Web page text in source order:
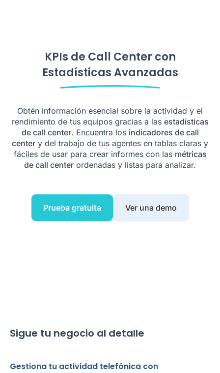
KPIs de Call Center con
Estadísticas Avanzadas
Obtén información esencial sobre la actividad y el
rendimiento de tus equipos gracias a las estadísticas
de call center. Encuentra los indicadores de call
center y del trabajo de tus agentes en tablas claras y
fáciles de usar para crear informes con las métricas
de call center ordenadas y listas para analizar.
Prueba gratuita Ver una demo
Sigue tu negocio al detalle
Gestiona tu actividad telefónica con